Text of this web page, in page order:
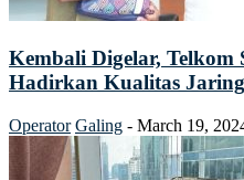
Kembali Digelar, Telkom
Hadirkan Kualitas
Operator Galing - March 19,